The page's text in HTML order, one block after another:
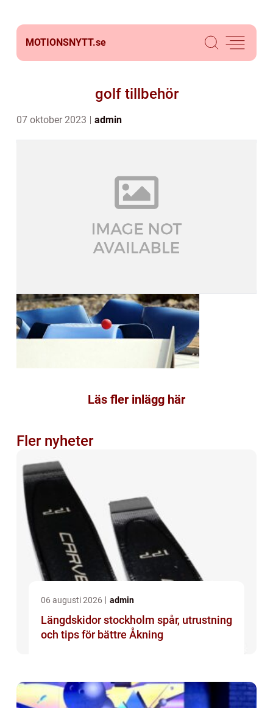
MOTIONSNYTT.se
golf tillbehör
07 oktober 2023 admin
Läs fler inlägg här
Fler nyheter
06 augusti 2026 admin
Längdskidor stockholm spår, utrustning
och tips för bättre Åkning